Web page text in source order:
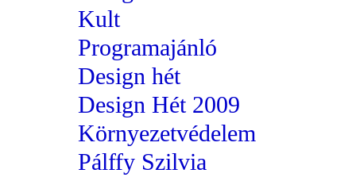
Kult
Programajánló
Design hét
Design Hét 2009
Környezetvédelem
Pálffy Szilvia